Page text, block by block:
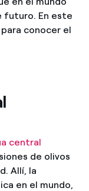
futuro. En este
conocer el
central
de olivos
Allí, la
en el mundo,